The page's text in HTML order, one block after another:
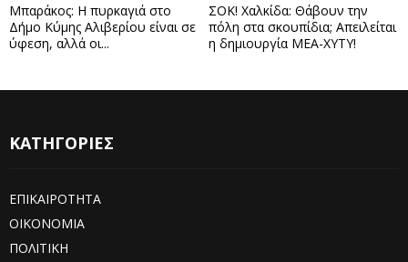
Μπαράκος: Η πυρκαγιά στο
Δήμο Κύμης Αλιβερίου είναι σε
ύφεση, αλλά οι...
ΣΟΚ! Χαλκίδα: Θάβουν την
πόλη στα σκουπίδια; Απειλείται
η δημιουργία ΜΕΑ-ΧΥΤΥ!
ΚΑΤΗΓΟΡΙΕΣ
ΕΠΙΚΑΙΡΟΤΗΤΑ
ΟΙΚΟΝΟΜΙΑ
ΠΟΛΙΤΙΚΗ